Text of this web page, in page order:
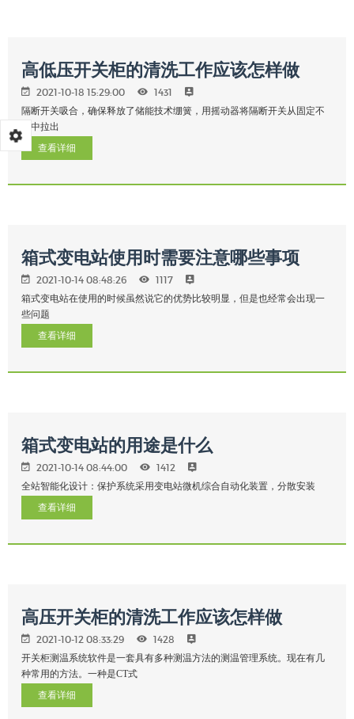
高低压开关柜的清洗工作应该怎样做
2021-10-18 15:29:00 1431
隔断开关吸合，确保释放了储能技术绷簧，用摇动器将隔断开关从固定不
动中拉出
查看详细
箱式变电站使用时需要注意哪些事项
2021-10-14 08:48:26 1117
箱式变电站在使用的时候虽然说它的优势比较明显，但是也经常会出现一
些问题
查看详细
箱式变电站的用途是什么
2021-10-14 08:44:00 1412
全站智能化设计：保护系统采用变电站微机综合自动化装置，分散安装
查看详细
高压开关柜的清洗工作应该怎样做
2021-10-12 08:33:29 1428
开关柜测温系统软件是一套具有多种测温方法的测温管理系统。现在有几
种常用的方法。一种是CT式
查看详细